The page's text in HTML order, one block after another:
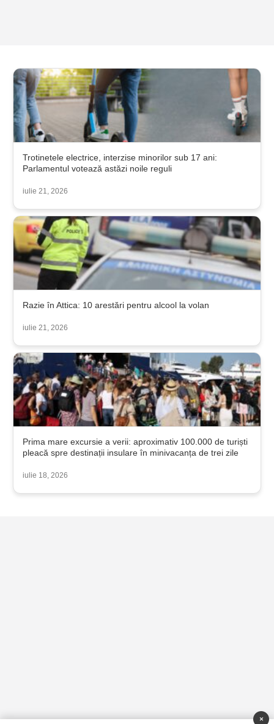
Trotinetele electrice, interzise minorilor sub 17 ani:
Parlamentul votează astăzi noile reguli
iulie 21, 2026
Razie în Attica: 10 arestări pentru alcool la volan
iulie 21, 2026
Prima mare excursie a verii: aproximativ 100.000 de turiști
pleacă spre destinații insulare în minivacanța de trei zile
iulie 18, 2026
×